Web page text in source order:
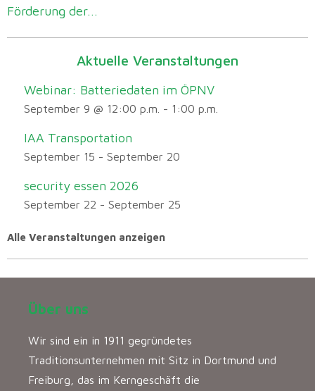
Förderung der...
Aktuelle Veranstaltungen
Webinar: Batteriedaten im ÖPNV
September 9 @ 12:00 p.m. - 1:00 p.m.
IAA Transportation
September 15 - September 20
security essen 2026
September 22 - September 25
Alle Veranstaltungen anzeigen
Über uns
Wir sind ein in 1911 gegründetes
Traditionsunternehmen mit Sitz in Dortmund und
Freiburg, das im Kerngeschäft die